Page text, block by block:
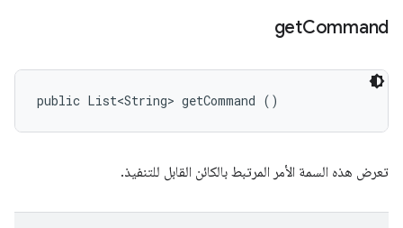
getCommand
public List<String> getCommand ()
تعرض هذه السمة الأمر المرتبط بالكائن القابل للتنفيذ.